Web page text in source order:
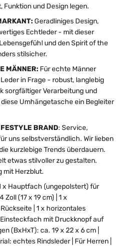
Funktion und Design legen.
Geradliniges Design,
Echtleder - mit dieser
und den Spirit of the
stilsicher.
MÄNNER: Für echte Männer
in Frage - robust, langlebig
sorgfältiger Verarbeitung und
Umhängetasche ein Begleiter
BRAND: Service,
uns selbstverständlich. Wir lieben
kurzlebige Trends überdauern.
etwas stilvoller zu gestalten.
mit Herzblut.
x Hauptfach (ungepolstert) für
(17 x 19 cm) | 1 x
| 1 x horizontales
mit Druckknopf auf
(BxHxT): ca. 19 x 22 x 6 cm |
echtes Rindsleder | Für Herren |